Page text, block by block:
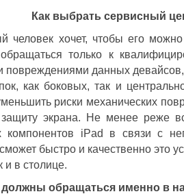
Как выбрать сервисный
человек хочет, чтобы его
только к
данных девайсов,
как боковых, так и
риски механических
экрана. Не менее реже
iPad в связи с
быстро и качественно это
и в столице.
обращаться именно в